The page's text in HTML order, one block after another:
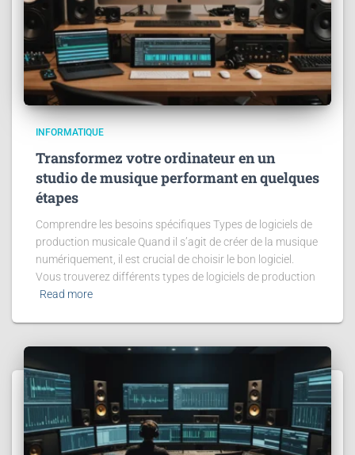
INFORMATIQUE
Transformez votre ordinateur en un
studio de musique performant en quelques
étapes
Comprendre les besoins spécifiques Types de logiciels de
production musicale Quand il s’agit de créer de la musique
numériquement, il est crucial de choisir le bon logiciel.
Vous trouverez différents types de logiciels de production
Read more